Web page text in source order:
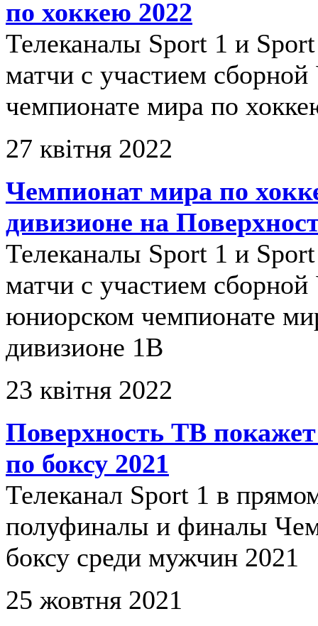
по хоккею 2022
Телеканалы Sport 1 и
матчи с участием
чемпионате мира по
27 квітня 2022
Чемпионат мира по
дивизионе на
Телеканалы Sport 1 и
матчи с участием
юниорском чемпионате
дивизионе 1B
23 квітня 2022
Поверхность ТВ
по боксу 2021
Телеканал Sport 1 в
полуфиналы и финалы
боксу среди мужчин 2021
25 жовтня 2021